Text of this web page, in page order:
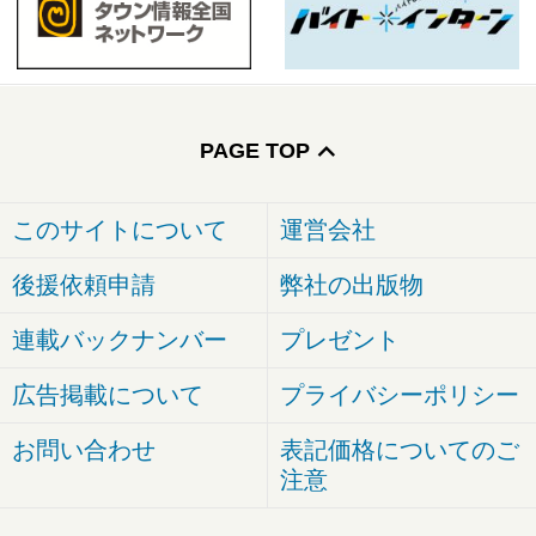
PAGE TOP
このサイトについて 運営会社
後援依頼申請 弊社の出版物
連載バックナンバー プレゼント
広告掲載について プライバシーポリシー
お問い合わせ
表記価格についてのご
注意